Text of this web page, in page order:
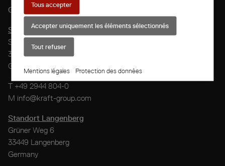
Tous accepter
Accepter uniquement les éléments sélectionnés
Tout refuser
Mentions légales Protection des données
G. Kraft Maschinenbau GmbH
Standort Rietberg-Mastholte
Speckenstraße 6
33397 Rietberg-Mastholte
Germany
T +49 2944 804-0
M info@kraft-group.com
Standort Langenberg
Grüner Weg 6
33449 Langenberg
Germany